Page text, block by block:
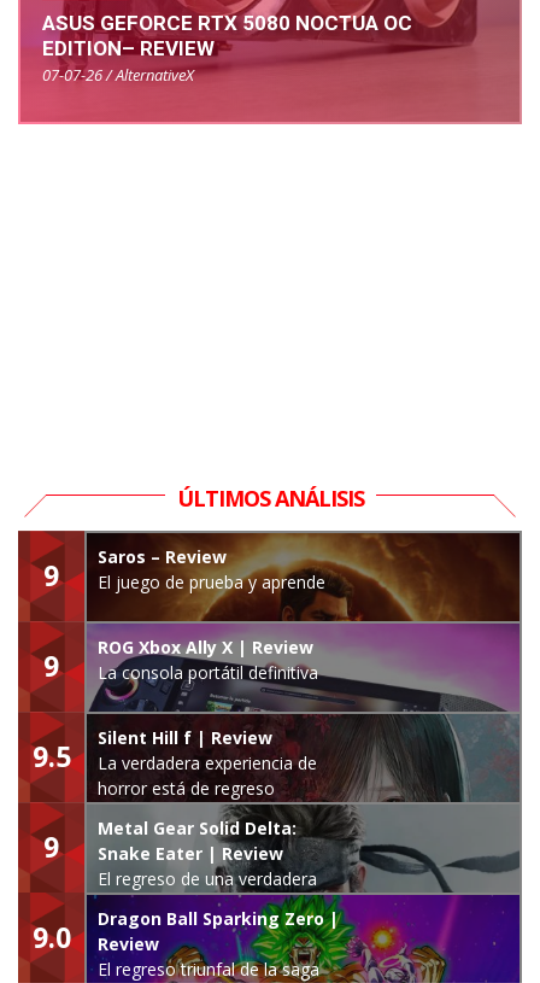
ASUS GEFORCE RTX 5080 NOCTUA OC
EDITION– REVIEW
07-07-26 / AlternativeX
ÚLTIMOS ANÁLISIS
9
Saros – Review
El juego de prueba y aprende
9
ROG Xbox Ally X | Review
La consola portátil definitiva
9.5
Silent Hill f | Review
La verdadera experiencia de
horror está de regreso
9
Metal Gear Solid Delta:
Snake Eater | Review
El regreso de una verdadera
leyenda
9.0
Dragon Ball Sparking Zero |
Review
El regreso triunfal de la saga